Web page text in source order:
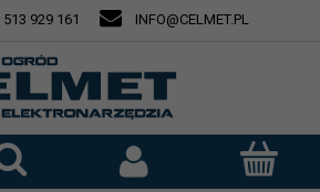
513 929 161 INFO@CELMET.PL